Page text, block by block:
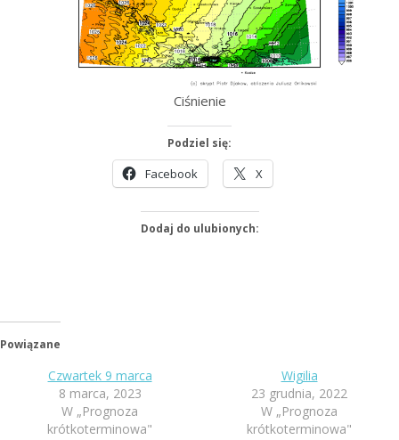
Ciśnienie
Podziel się:
Facebook X
Dodaj do ulubionych:
Powiązane
Czwartek 9 marca
8 marca, 2023
W „Prognoza
krótkoterminowa"
Wigilia
23 grudnia, 2022
W „Prognoza
krótkoterminowa"